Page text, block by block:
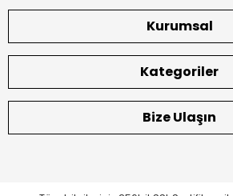
Kurumsal
Kategoriler
Bize Ulaşın